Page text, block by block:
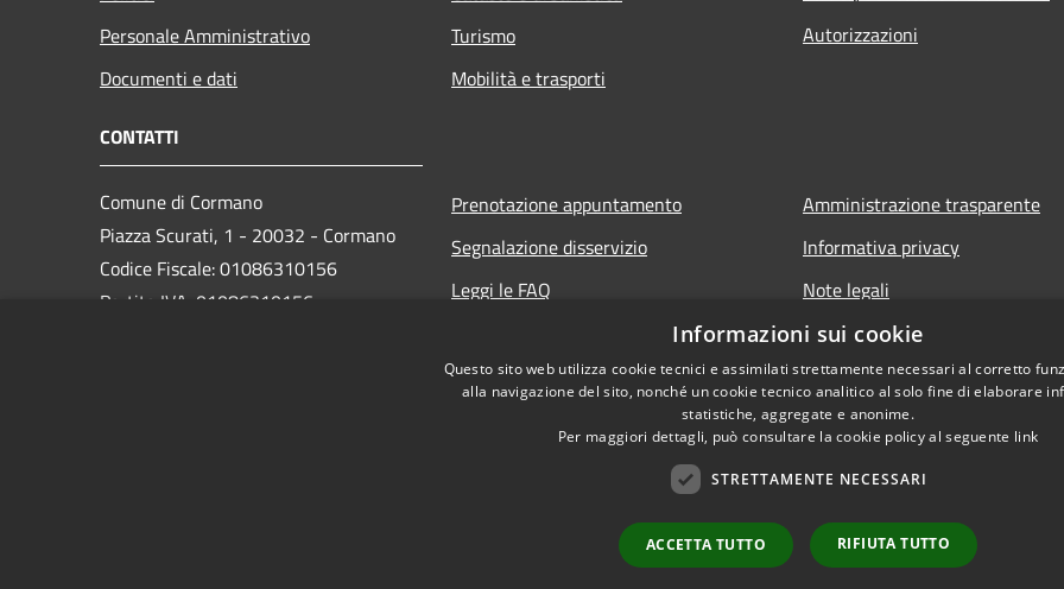
Personale Amministrativo
Documenti e dati
Turismo
Mobilità e trasporti
Autorizzazioni
CONTATTI
Comune di Cormano
Piazza Scurati, 1 - 20032 - Cormano
Codice Fiscale: 01086310156
Partita IVA: 01086310156
Prenotazione appuntamento
Segnalazione disservizio
Leggi le FAQ
Amministrazione trasparente
Informativa privacy
Note legali
Dichiarazione di accessibilità
Informazioni sui cookie
Questo sito web utilizza cookie tecnici e assimilati strettamente necessari al corretto
alla navigazione del sito, nonché un cookie tecnico analitico al solo fine di elaborare
statistiche, aggregate e anonime.
Per maggiori dettagli, può consultare la cookie policy al seguente link
STRETTAMENTE NECESSARI
ACCETTA TUTTO RIFIUTA TUTTO